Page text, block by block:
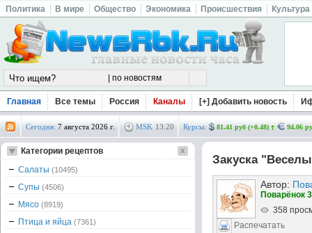
Политика В мире Общество Экономика Происшествия Культура
Главная Все темы Россия Каналы [+] Добавить новость
Сегодня: 7 августа 2026 г. MSK 13:20 Курсы: 81.41 руб (+0.48) 94.06
Закуска
Автор:
Поварёнок
358
Распечатать
Категории рецептов
Салаты (10495)
Супы (4506)
Мясо (8919)
Птица и яйца (7361)